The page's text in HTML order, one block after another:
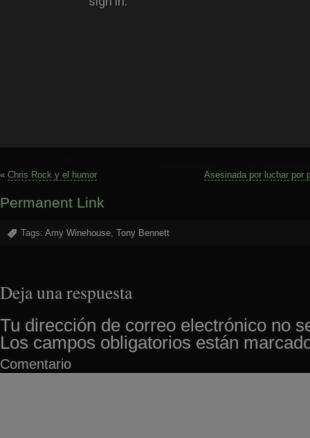
« Chris Rock y el humor Asesinada por luchar por
Permanent Link
Tags: Amy Winehouse, Tony Bennett
Deja una respuesta
Tu dirección de correo electrónico no
Los campos obligatorios están
Comentario